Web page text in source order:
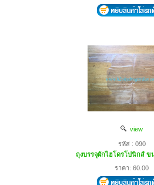
view
รหัส : 090
ถุงบรรจุผักไฮโดรโปนิกส์ ข
ราคา: 60.00